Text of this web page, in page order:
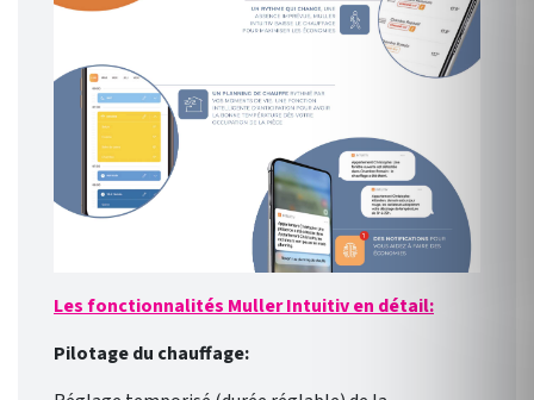
Les fonctionnalités Muller Intuitiv en détail:
Pilotage du chauffage: